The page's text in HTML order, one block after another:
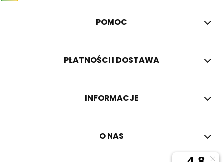
POMOC
PŁATNOŚCI I DOSTAWA
INFORMACJE
O NAS